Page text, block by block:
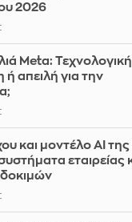
2026
Meta: Τεχνολογική
απειλή για την
και μοντέλο AI
εταιρείας
δοκιμών